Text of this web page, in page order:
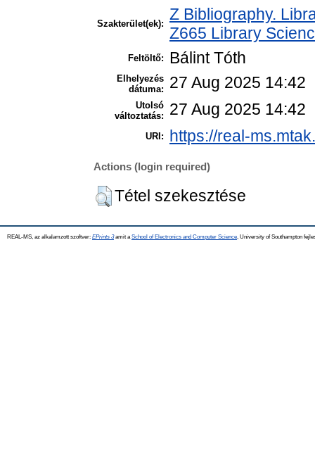
Szakterület(ek):
Z Bibliography.
Z665 Library
Feltöltő: Bálint Tóth
Elhelyezés
dátuma:
27 Aug 2025 14:42
Utolsó
változtatás:
27 Aug 2025 14:42
URI: https://real-
Actions (login required)
Tétel szekesztése
REAL-MS, az alkalamzott szoftver: EPrints 3amit a School of Electronics and Computer Science , University of Southampton